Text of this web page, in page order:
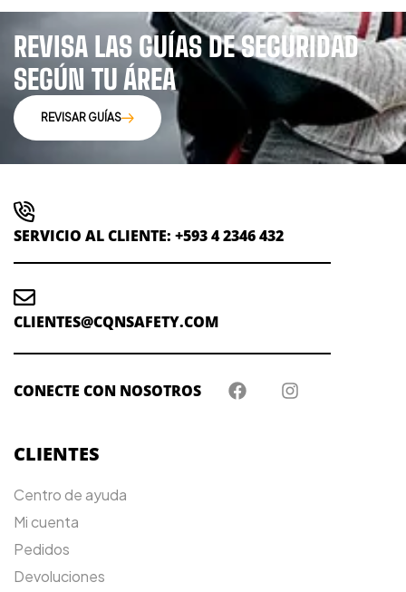
REVISA LAS GUÍAS DE SEGURIDAD
SEGÚN TU ÁREA
REVISAR GUÍAS
SERVICIO AL CLIENTE: +593 4 2346 432
CLIENTES@CQNSAFETY.COM
CONECTE CON NOSOTROS
CLIENTES
Centro de ayuda
Mi cuenta
Pedidos
Devoluciones